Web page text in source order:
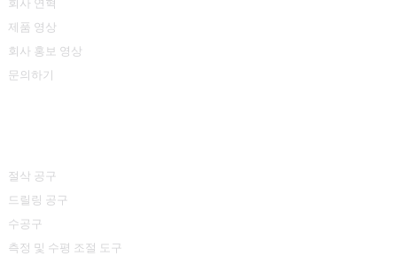
회사 연혁
제품 영상
회사 홍보 영상
문의하기
절삭 공구
드릴링 공구
수공구
측정 및 수평 조절 도구